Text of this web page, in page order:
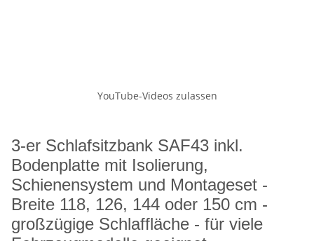
YouTube-Videos zulassen
3-er Schlafsitzbank SAF43 inkl.
Bodenplatte mit Isolierung,
Schienensystem und Montageset -
Breite 118, 126, 144 oder 150 cm -
großzügige Schlaffläche - für viele